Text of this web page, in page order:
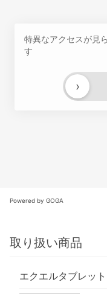
特異なアクセスが見
す
›
Powered by GOGA
取り扱い商品
エクエルタブレット